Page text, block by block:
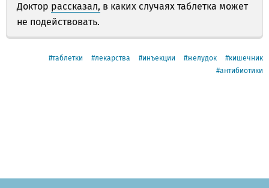
Доктор рассказал, в каких случаях таблетка может
не подействовать.
таблетки лекарства инъекции желудок
кишечник
антибиотики